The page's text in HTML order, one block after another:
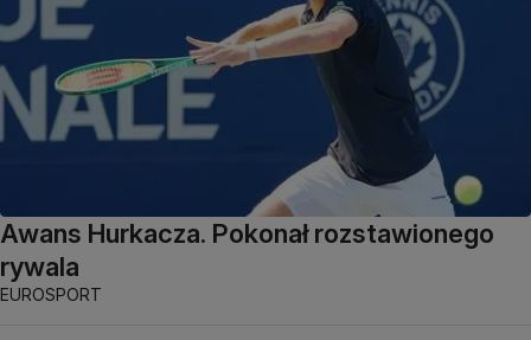
Awans Hurkacza. Pokonał rozstawionego
rywala
EUROSPORT